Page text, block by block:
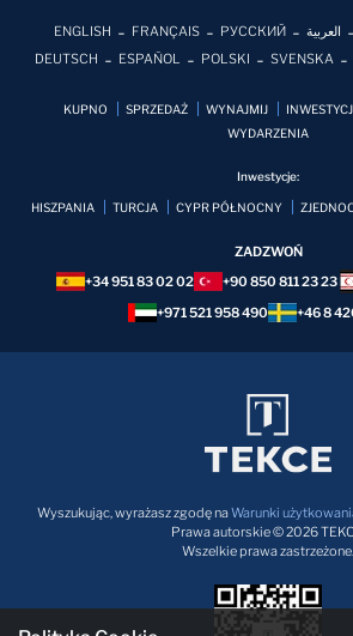
ENGLISH FRANÇAIS РУССКИЙ العربية
DEUTSCH
ESPAÑOL POLSKI SVENSKA
KUPNO SPRZEDAŻ WYNAJMIJ
WYDARZENIA
Inwestycje:
HISZPANIA TURCJA CYPR PÓŁNOCNY
ZADZWOŃ
+34 951 83 02 02
+90 850 811 23 23
+971 521 958 490
+46 8
Wyszukując, wyrażasz zgodę naWarunki
Prawa autorskie © 2026
Wszelkie prawa zastrzeżone.